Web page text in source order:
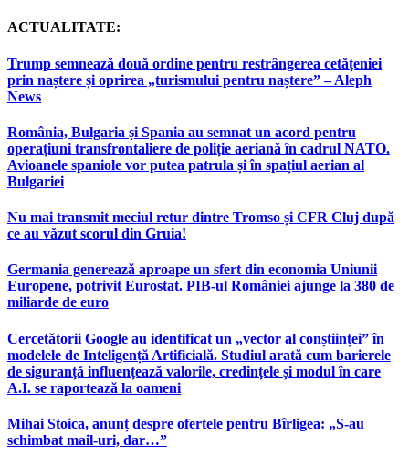
ACTUALITATE:
Trump semnează două ordine pentru restrângerea cetățeniei
prin naștere și oprirea „turismului pentru naștere” – Aleph
News
România, Bulgaria și Spania au semnat un acord pentru
operațiuni transfrontaliere de poliție aeriană în cadrul NATO.
Avioanele spaniole vor putea patrula și în spațiul aerian al
Bulgariei
Nu mai transmit meciul retur dintre Tromso și CFR Cluj după
ce au văzut scorul din Gruia!
Germania generează aproape un sfert din economia Uniunii
Europene, potrivit Eurostat. PIB-ul României ajunge la 380 de
miliarde de euro
Cercetătorii Google au identificat un „vector al conștiinței” în
modelele de Inteligență Artificială. Studiul arată cum barierele
de siguranță influențează valorile, credințele și modul în care
A.I. se raportează la oameni
Mihai Stoica, anunț despre ofertele pentru Bîrligea: „S-au
schimbat mail-uri, dar…”